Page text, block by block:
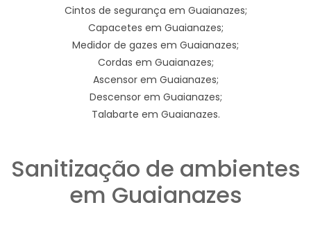
Cintos de segurança em Guaianazes;
Capacetes em Guaianazes;
Medidor de gazes em Guaianazes;
Cordas em Guaianazes;
Ascensor em Guaianazes;
Descensor em Guaianazes;
Talabarte em Guaianazes.
Sanitização de ambientes
em Guaianazes